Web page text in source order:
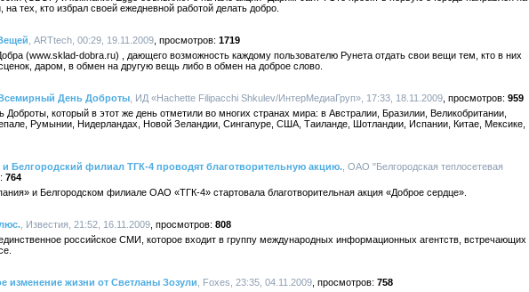
тех, кто избрал своей ежедневной работой делать добро.
, ARTtech, 00:29, 19.11.2009
1719
(www.sklad-dobra.ru) , дающего возможность каждому пользователю Рунета отдать свои вещи тем, кто в них
даром, в обмен на другую вещь либо в обмен на доброе слово.
День Доброты , ИД «Hachette Filipacchi Shkulev/ИнтерМедиаГруп», 17:33, 18.11.2009
959
который в этот же день отметили во многих странах мира: в Австралии, Бразилии, Великобритании,
Румынии, Нидерландах, Новой Зеландии, Сингапуре, США, Таиланде, Шотландии, Испании, Китае, Мексике,
и Белгородский филиал ТГК-4 проводят благотворительную акцию. , ОАО "Белгородская теплосетевая
764
и Белгородском филиале ОАО «ТГК-4» стартовала благотворительная акция «Доброе сердце».
, Известия, 21:52, 16.11.2009
808
российское СМИ, которое входит в группу международных информационных агентств, встречающих
изменение жизни от Светланы Зозули , Foxes, 23:35, 04.11.2009
758